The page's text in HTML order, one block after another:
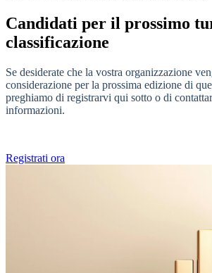
Candidati per il prossimo
classificazione
Se desiderate che la vostra organizzazione
considerazione per la prossima edizione di
preghiamo di registrarvi qui sotto o di
informazioni.
Registrati ora